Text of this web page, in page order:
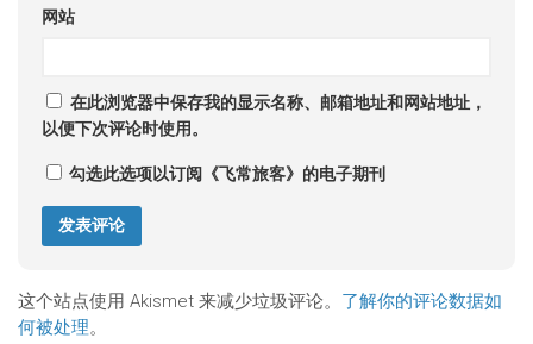
网站
在此浏览器中保存我的显示名称、邮箱地址和网站地址，
以便下次评论时使用。
勾选此选项以订阅《飞常旅客》的电子期刊
这个站点使用 Akismet 来减少垃圾评论。 了解你的评论数据如
何被处理。